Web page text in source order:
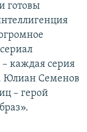
готовы
– каждая серия
Юлиан Семенов
– герой